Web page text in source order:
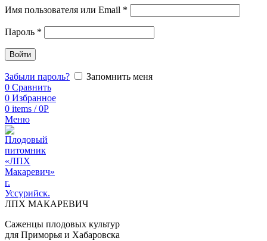
Имя пользователя или Email *
Пароль *
Войти
Забыли пароль?
Запомнить меня
0 Сравнить
0 Избранное
0 items / 0Р
Меню
ЛПХ МАКАРЕВИЧ
Саженцы плодовых культур
для Приморья и Хабаровска